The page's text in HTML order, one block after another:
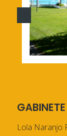
Lola Naranjo